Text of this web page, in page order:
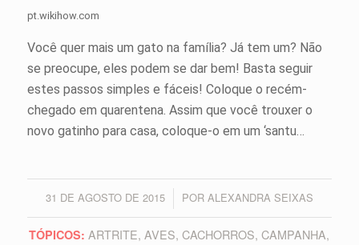
pt.wikihow.com
Você quer mais um gato na família? Já tem um? Não
se preocupe, eles podem se dar bem! Basta seguir
estes passos simples e fáceis! Coloque o recém-
chegado em quarentena. Assim que você trouxer o
novo gatinho para casa, coloque-o em um ‘santu…
31 DE AGOSTO DE 2015
/ POR ALEXANDRA SEIXAS
TÓPICOS: ARTRITE,AVES,CACHORROS,CAMPANHA,